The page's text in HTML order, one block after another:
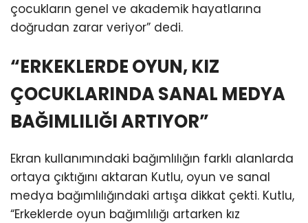
çocukların genel ve akademik hayatlarına
doğrudan zarar veriyor” dedi.
“ERKEKLERDE OYUN, KIZ
ÇOCUKLARINDA SANAL MEDYA
BAĞIMLILIĞI ARTIYOR”
Ekran kullanımındaki bağımlılığın farklı alanlarda
ortaya çıktığını aktaran Kutlu, oyun ve sanal
medya bağımlılığındaki artışa dikkat çekti. Kutlu,
“Erkeklerde oyun bağımlılığı artarken kız